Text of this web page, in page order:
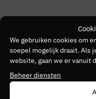
We gebruiken cookies om
soepel mogelijk draait. Als
website, gaan we er vanuit
Beheer diensten
ANTONY
Kleurnummer
10